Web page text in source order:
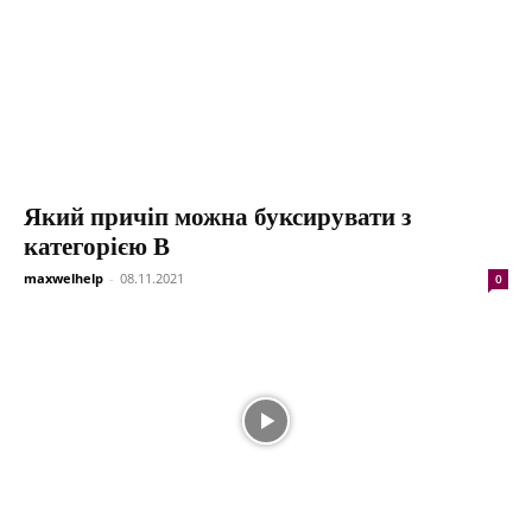
Який причіп можна буксирувати з
категорією В
maxwelhelp - 08.11.2021 0